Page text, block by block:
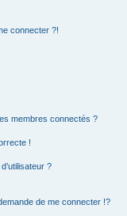
connecter ?!
membres connectés ?
!
?
de me connecter !?